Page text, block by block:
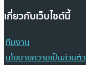
เกี่ยวกับเว็บไซต์นี้
ทีมงาน
นโยบายความเป็นส่วนตัว